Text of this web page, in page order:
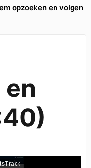
opzoeken en volgen